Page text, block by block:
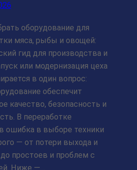
оборудование для
мяса, рыбы и овощей:
гид для производства и
или модернизация цеха
в один вопрос:
обеспечит
качество, безопасность и
В переработке
ошибка в выборе техники
— от потери выхода и
простоев и проблем с
Ниже —…